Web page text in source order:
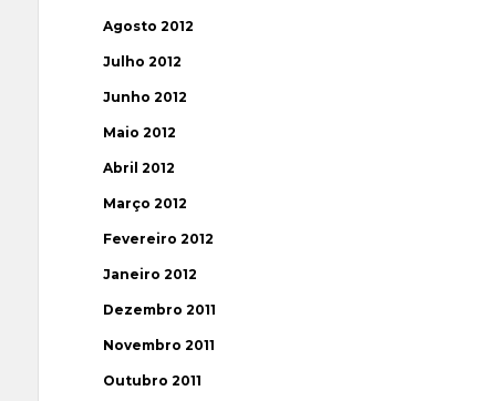
Agosto 2012
Julho 2012
Junho 2012
Maio 2012
Abril 2012
Março 2012
Fevereiro 2012
Janeiro 2012
Dezembro 2011
Novembro 2011
Outubro 2011